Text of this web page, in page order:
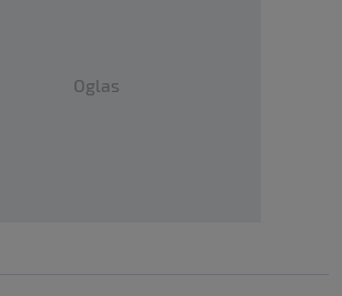
Oglas